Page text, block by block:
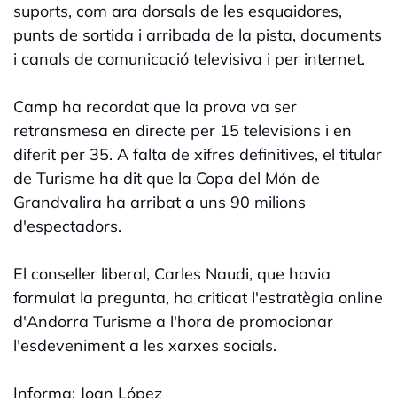
suports, com ara dorsals de les esquaidores,
punts de sortida i arribada de la pista, documents
i canals de comunicació televisiva i per internet.
Camp ha recordat que la prova va ser
retransmesa en directe per 15 televisions i en
diferit per 35. A falta de xifres definitives, el titular
de Turisme ha dit que la Copa del Món de
Grandvalira ha arribat a uns 90 milions
d'espectadors.
El conseller liberal, Carles Naudi, que havia
formulat la pregunta, ha criticat l'estratègia online
d'Andorra Turisme a l'hora de promocionar
l'esdeveniment a les xarxes socials.
Informa: Joan López